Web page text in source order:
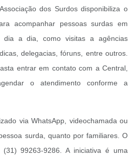
dos Surdos disponibiliza o
acompanhar pessoas surdas em
dia a dia, como visitas a agências
delegacias, fóruns, entre outros.
entrar em contato com a Central,
o atendimento conforme a
via WhatsApp, videochamada ou
surda, quanto por familiares. O
99263-9286. A iniciativa é uma